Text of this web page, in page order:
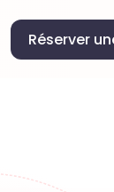
Réserver